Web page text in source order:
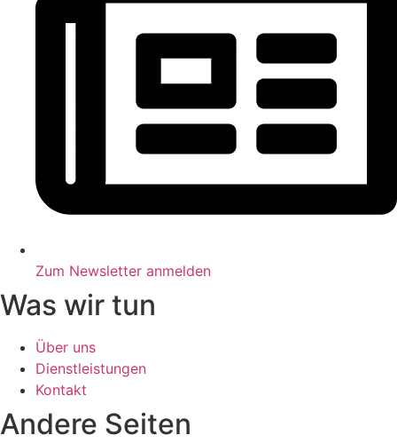
Zum Newsletter anmelden
Was wir tun
Über uns
Dienstleistungen
Kontakt
Andere Seiten